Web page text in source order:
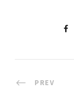
PREV